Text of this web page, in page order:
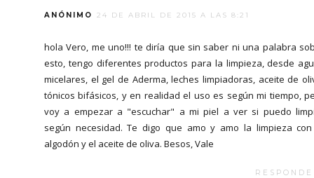
ANÓNIMO 24 DE ABRIL DE 2015 A LAS 8:21
hola Vero, me uno!!! te diría que sin saber ni una palabra
esto, tengo diferentes productos para la limpieza, desde
micelares, el gel de Aderma, leches limpiadoras, aceite de
tónicos bifásicos, y en realidad el uso es según mi tiempo,
voy a empezar a "escuchar" a mi piel a ver si puedo
según necesidad. Te digo que amo y amo la limpieza
algodón y el aceite de oliva. Besos, Vale